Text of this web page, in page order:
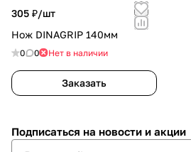
305 ₽/шт
Нож DINAGRIP 140мм
0 0 Нет в наличии
Заказать
Подписаться на новости и акции